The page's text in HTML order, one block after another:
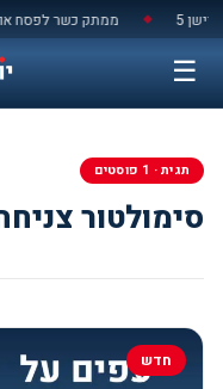
לתוכן ממתק כשר לפסח או 5
☰
תגית · 1 פוסטים
סימולטור
חדש